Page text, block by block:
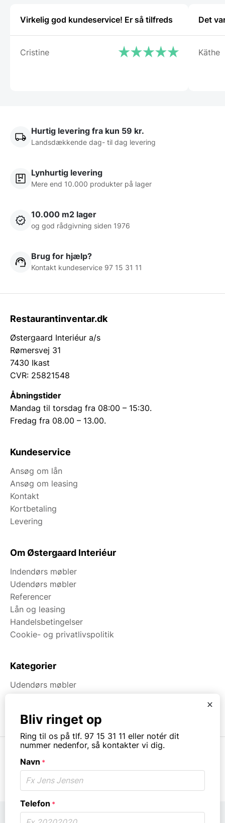
Virkelig god kundeservice! Er så tilfreds
Cristine
Det
Käthe
Hurtig levering fra kun 59 kr.
Landsdækkende dag- til dag levering
Lynhurtig levering
Mere end 10.000 produkter på lager
10.000 m2 lager
og god rådgivning siden 1976
Brug for hjælp?
Kontakt kundeservice 97 15 31 11
Restaurantinventar.dk
Østergaard Interiéur a/s
Rømersvej 31
7430 Ikast
CVR: 25821548
Åbningstider
Mandag til torsdag fra 08:00 – 15:30.
Fredag fra 08.00 – 13.00.
Kundeservice
Ansøg om lån
Ansøg om leasing
Kontakt
Kortbetaling
Levering
Om Østergaard Interiéur
Indendørs møbler
Udendørs møbler
Referencer
Lån og leasing
Handelsbetingelser
Cookie- og privatlivspolitik
Kategorier
Udendørs møbler
© Copyright. All rights reserved.
x
Bliv ringet op
Ring til os på tlf. 97 15 31 11 eller notér dit
nummer nedenfor, så kontakter vi dig.
Navn *
Telefon *